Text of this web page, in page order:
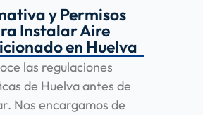
y Permisos
Instalar Aire
en Huelva
las regulaciones
de Huelva antes de
Nos encargamos de